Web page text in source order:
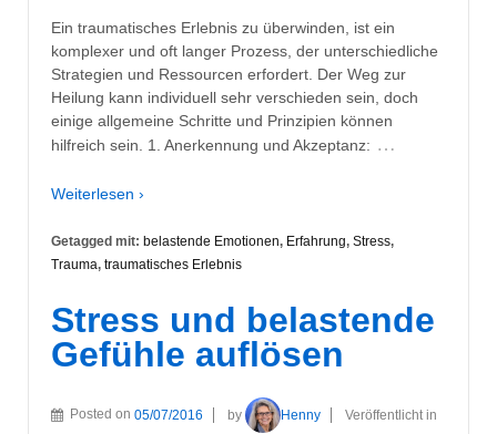
Ein traumatisches Erlebnis zu überwinden, ist ein
komplexer und oft langer Prozess, der unterschiedliche
Strategien und Ressourcen erfordert. Der Weg zur
Heilung kann individuell sehr verschieden sein, doch
einige allgemeine Schritte und Prinzipien können
hilfreich sein. 1. Anerkennung und Akzeptanz: …
Weiterlesen ›
Getagged mit: belastende Emotionen, Erfahrung, Stress,
Trauma, traumatisches Erlebnis
Stress und belastende
Gefühle auflösen
Posted on 05/07/2016 by Henny
Veröffentlicht in